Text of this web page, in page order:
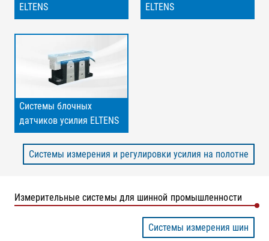
ELTENS
ELTENS
Системы блочных
датчиков усилия ELTENS
Системы измерения и регулировки усилия на полотне
Измерительные системы для шинной промышленности
Системы измерения шин